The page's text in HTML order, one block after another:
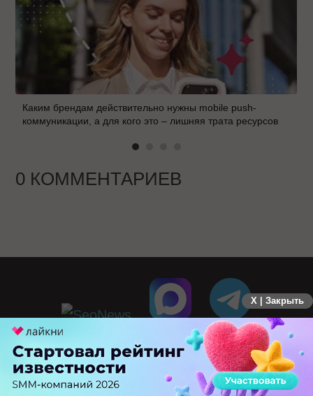
Каким брендам действительно нужны mobile push-
коммуникации, а для кого это – лишняя трата ресурсов
0 КОММЕНТАРИЕВ
X | Закрыть
ПЕРЕЙТИ НА ПОЛНУЮ ВЕРСИЮ
© SEOnews.ru Все права защищены. 2026